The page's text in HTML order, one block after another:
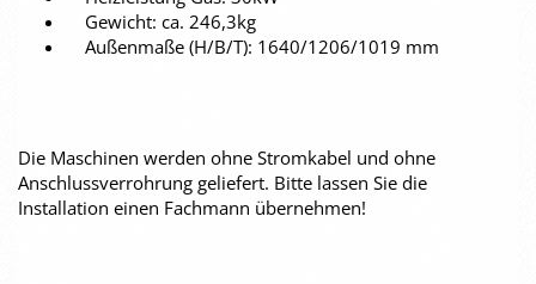
Gewicht: ca. 246,3kg
Außenmaße (H/B/T): 1640/1206/1019 mm
Die Maschinen werden ohne Stromkabel und ohne
Anschlussverrohrung geliefert. Bitte lassen Sie die
Installation einen Fachmann übernehmen!